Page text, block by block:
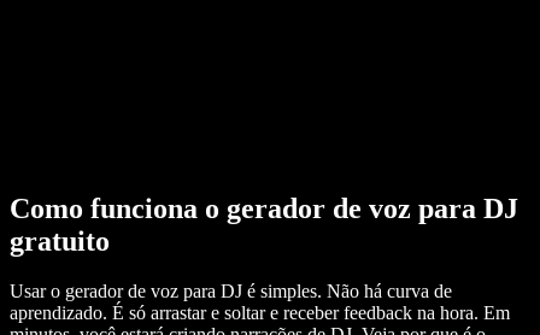
Como funciona o gerador de voz para DJ
gratuito
Usar o gerador de voz para DJ é simples. Não há curva de
aprendizado. É só arrastar e soltar e receber feedback na hora. Em